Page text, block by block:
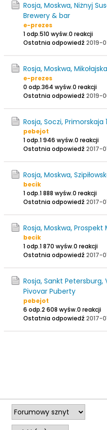
Rosja, Moskwa, Niżnyj
Brewery & bar
e-prezes
1 odp.510 wyśw.0 reakcji
Ostatnia odpowiedź 2019-
Rosja, Moskwa,
e-prezes
0 odp.364 wyśw.0 reakcji
Ostatnia odpowiedź 2019-
Rosja, Soczi, Primorskaja
pebejot
1 odp.1 946 wyśw.0 reakcji
Ostatnia odpowiedź 2017-
Rosja, Moskwa,
becik
1 odp.1 888 wyśw.0 reakcji
Ostatnia odpowiedź 2017-
Rosja, Moskwa, Prospekt
becik
1 odp.1 870 wyśw.0 reakcji
Ostatnia odpowiedź 2017-
Rosja, Sankt
Pivovar Puberty
pebejot
6 odp.2 608 wyśw.0 reakcji
Ostatnia odpowiedź 2017-